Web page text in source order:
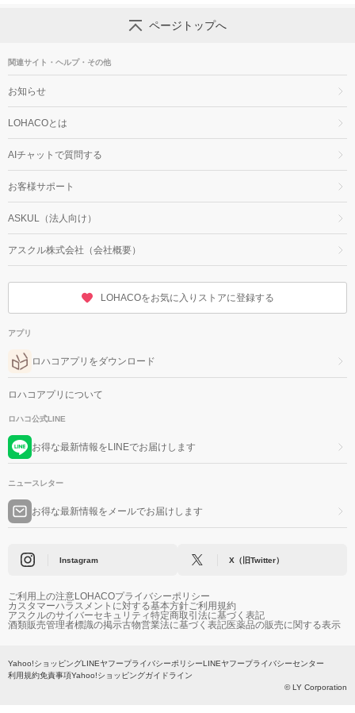
ページトップへ
関連サイト・ヘルプ・その他
お知らせ
LOHACOとは
AIチャットで質問する
お客様サポート
ASKUL（法人向け）
アスクル株式会社（会社概要）
LOHACOをお気に入りストアに登録する
アプリ
ロハコアプリをダウンロード
ロハコアプリについて
ロハコ公式LINE
お得な最新情報をLINEでお届けします
ニュースレター
お得な最新情報をメールでお届けします
Instagram X（旧Twitter）
ご利用上の注意LOHACOプライバシーポリシー
カスタマーハラスメントに対する基本方針ご利用規約
アスクルのサイバーセキュリティ特定商取引法に基づく表記
酒類販売管理者標識の掲示古物営業法に基づく表記医薬品の販売に関する表示
Yahoo!ショッピングLINEヤフープライバシーポリシーLINEヤフープライバシーセンター
利用規約免責事項Yahoo!ショッピングガイドライン
© LY Corporation